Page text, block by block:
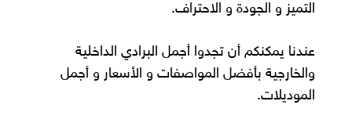
التميز و الجودة و الاحتراف.
عندنا يمكنكم أن تجدوا أجمل البرادي الداخلية
والخارجية بأفضل المواصفات و الأسعار و أجمل
الموديلات.